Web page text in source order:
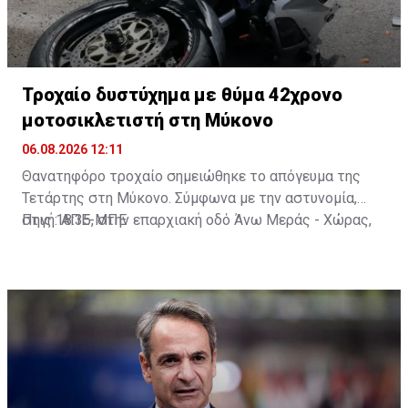
Τροχαίο δυστύχημα με θύμα 42χρονο
μοτοσικλετιστή στη Μύκονο
06.08.2026 12:11
Θανατηφόρο τροχαίο σημειώθηκε το απόγευμα της
Τετάρτης στη Μύκονο. Σύμφωνα με την αστυνομία,
στις 18:35, στην επαρχιακή οδό Άνω Μεράς - Χώρας,
25χρονος. Από τη σύγκρουση ο 42χρονος
τραυματίστηκε θανάσιμα. Τα αίτια του δυστυχήματος
διερευνώνται από την Υποδιεύθυνση Αστυνομίας
Πηγή: ΑΠΕ-ΜΠΕ